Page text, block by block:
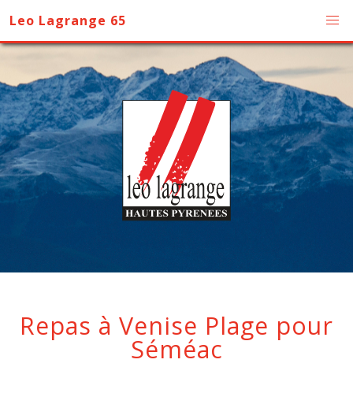
Leo Lagrange 65
Repas à Venise Plage pour
Séméac